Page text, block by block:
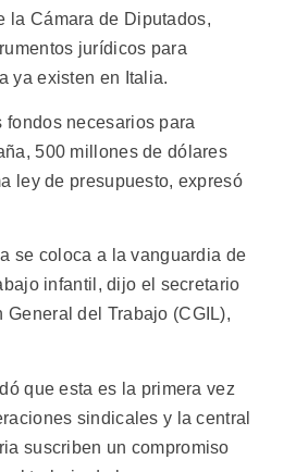
la Cámara de Diputados,
jurídicos para
ya existen en Italia.
fondos necesarios para
500 millones de dólares
ley de presupuesto, expresó
se coloca a la vanguardia de
infantil, dijo el secretario
General del Trabajo (CGIL),
que esta es la primera vez
sindicales y la central
suscriben un compromiso